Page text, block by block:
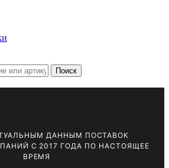
Поиск
ДАННЫМ ПОСТАВОК
С 2017 ГОДА ПО НАСТОЯЩЕЕ
ВРЕМЯ